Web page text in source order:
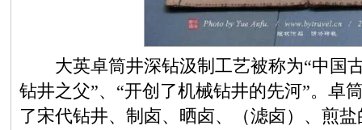
大英卓筒井深钻汲制工艺被称为“中国
钻井之父”、“开创了机械钻井的先河”。卓
了宋代钻井、制卤、晒卤、（滤卤）、煎